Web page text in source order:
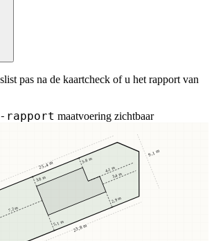
pas na de kaartcheck of u het rapport van
rapport maatvoering zichtbaar
3,8 m
3,8 m
5,1 m
2,9 m
7,2 m
3,4 m
4,1 m
25,4 m
23,8 m
9,1 m